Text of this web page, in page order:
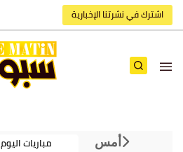
اشترك في نشرتنا الإخبارية
أمس مباريات اليوم